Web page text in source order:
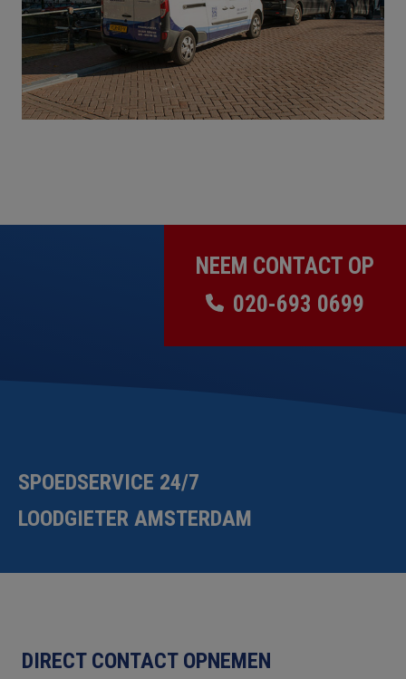
NEEM CONTACT OP
020-693 0699
SPOEDSERVICE 24/7
LOODGIETER AMSTERDAM
DIRECT CONTACT OPNEMEN